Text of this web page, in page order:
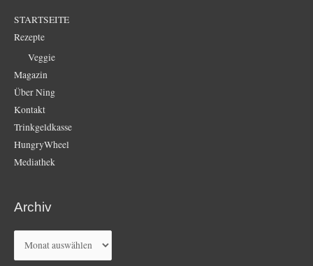
STARTSEITE
Rezepte
Veggie
Magazin
Über Ning
Kontakt
Trinkgeldkasse
HungryWheel
Mediathek
Archiv